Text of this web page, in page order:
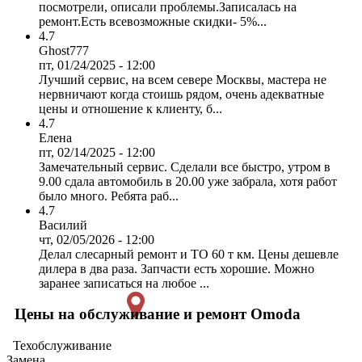
посмотрели, описали проблемы.Записалась на
ремонт.Есть всевозможные скидки- 5%...
4.7
Ghost777
пт, 01/24/2025 - 12:00
Лучший сервис, на всем севере Москвы, мастера не
нервничают когда стоишь рядом, очень адекватные
цены и отношение к клиенту, б...
4.7
Елена
пт, 02/14/2025 - 12:00
Замечательный сервис. Сделали все быстро, утром в
9.00 сдала автомобиль в 20.00 уже забрала, хотя работ
было много. Ребята раб...
4.7
Василий
чт, 02/05/2026 - 12:00
Делал слесарный ремонт и ТО 60 т км. Цены дешевле
дилера в два раза. Запчасти есть хорошие. Можно
заранее записаться на любое ...
Цены на обслуживание и ремонт Omoda
Техобслуживание